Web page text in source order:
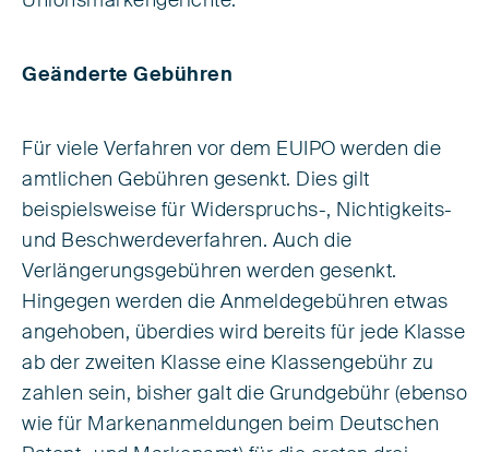
Geänderte Gebühren
Für viele Verfahren vor dem EUIPO werden die
amtlichen Gebühren gesenkt. Dies gilt
beispielsweise für Widerspruchs-, Nichtigkeits-
und Beschwerdeverfahren. Auch die
Verlängerungsgebühren werden gesenkt.
Hingegen werden die Anmeldegebühren etwas
angehoben, überdies wird bereits für jede Klasse
ab der zweiten Klasse eine Klassengebühr zu
zahlen sein, bisher galt die Grundgebühr (ebenso
wie für Markenanmeldungen beim Deutschen